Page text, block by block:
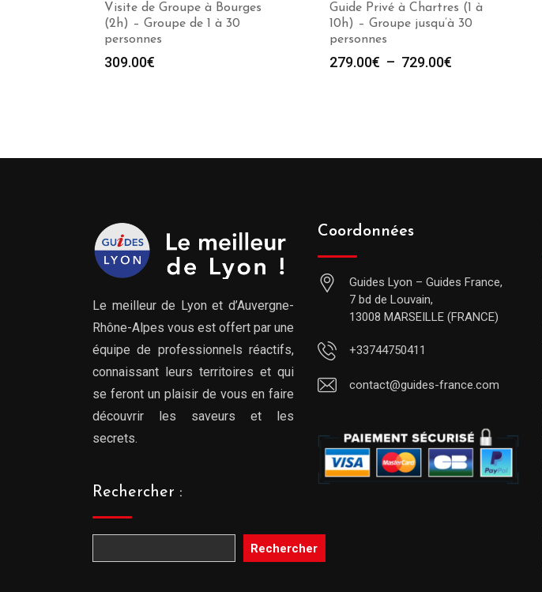
Visite de Groupe à Bourges
(2h) – Groupe de 1 à 30
personnes
309.00€
Guide Privé à Chartres (1 à
10h) – Groupe jusqu’à 30
personnes
279.00€ – 729.00€
Le meilleur de Lyon et d’Auvergne-
Rhône-Alpes vous est offert par une
équipe de professionnels réactifs,
connaissant leurs territoires et qui
se feront un plaisir de vous en faire
découvrir les saveurs et les
secrets.
Rechercher :
Rechercher
Coordonnées
Guides Lyon – Guides France,
7 bd de Louvain,
13008 MARSEILLE (FRANCE)
+33744750411
contact@guides-france.com